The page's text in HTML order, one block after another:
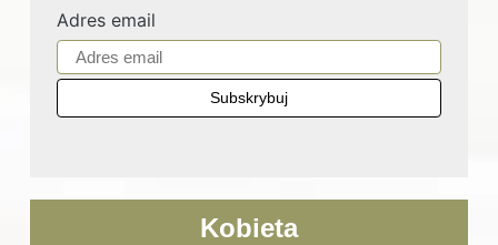
Adres email
Kobieta